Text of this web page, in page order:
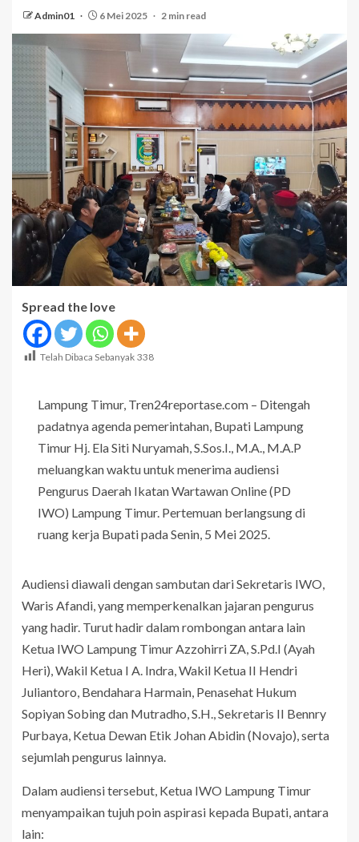
Admin01 6 Mei 2025 2 min read
Spread the love
Telah Dibaca Sebanyak 338
Lampung Timur, Tren24reportase.com – Ditengah
padatnya agenda pemerintahan, Bupati Lampung
Timur Hj. Ela Siti Nuryamah, S.Sos.I., M.A., M.A.P
meluangkan waktu untuk menerima audiensi
Pengurus Daerah Ikatan Wartawan Online (PD
IWO) Lampung Timur. Pertemuan berlangsung di
ruang kerja Bupati pada Senin, 5 Mei 2025.
Audiensi diawali dengan sambutan dari Sekretaris IWO,
Waris Afandi, yang memperkenalkan jajaran pengurus
yang hadir. Turut hadir dalam rombongan antara lain
Ketua IWO Lampung Timur Azzohirri ZA, S.Pd.I (Ayah
Heri), Wakil Ketua I A. Indra, Wakil Ketua II Hendri
Juliantoro, Bendahara Harmain, Penasehat Hukum
Sopiyan Sobing dan Mutradho, S.H., Sekretaris II Bennry
Purbaya, Ketua Dewan Etik Johan Abidin (Novajo), serta
sejumlah pengurus lainnya.
Dalam audiensi tersebut, Ketua IWO Lampung Timur
menyampaikan tujuh poin aspirasi kepada Bupati, antara
lain: